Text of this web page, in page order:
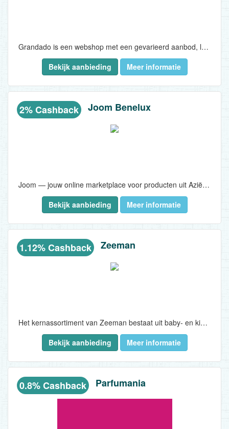
Grandado is een webshop met een gevarieerd aanbod, lage prijzen en goede klantenservice. ..
Bekijk aanbieding
Meer informatie
2% Cashback Joom Benelux
Joom — jouw online marketplace voor producten uit Azië en Europa. Alles wat je zoekt en nog veel meer tegen de beste prijzen!..
Bekijk aanbieding
Meer informatie
1.12% Cashback Zeeman
Het kernassortiment van Zeeman bestaat uit baby- en kinderkleding, huishoudtextiel, ondergoed en beenmode. Daarnaast voert Zeeman een assortiment basics voor dames en heren en een collectie niet-textiel artikelen. Dit assortiment verkoopt Zeeman in bijna 1.300 winkels, waarvan 462 in Nederland en 269 in België. De webwinkel van Zeeman is daarbij de grootste winkel...
Bekijk aanbieding
Meer informatie
0.8% Cashback Parfumania